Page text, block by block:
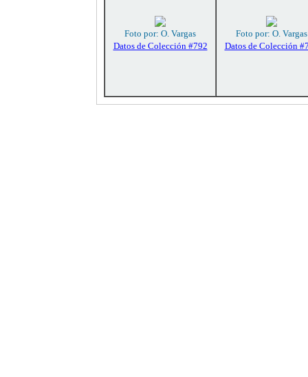
Foto por: O. Vargas
Datos de Colección #792
Foto por: O. Vargas
Datos de Colección